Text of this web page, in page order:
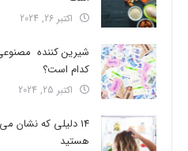
اکتبر 26, 2024
شیرین کننده
کدام است؟
اکتبر 25, 2024
14 دلیلی که
هستید